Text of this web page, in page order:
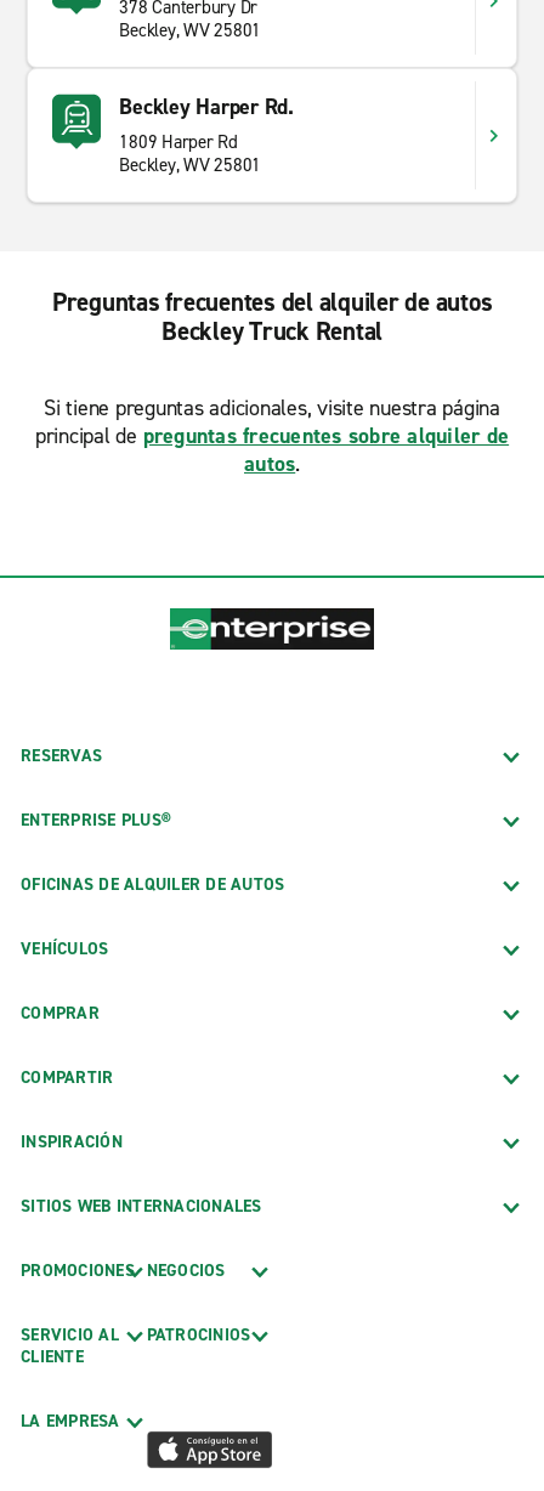
378 Canterbury Dr
Beckley, WV 25801
Beckley Harper Rd.
1809 Harper Rd
Beckley, WV 25801
Preguntas frecuentes del alquiler de autos
Beckley Truck Rental
Si tiene preguntas adicionales, visite nuestra página
principal de preguntas frecuentes sobre alquiler de
autos.
RESERVAS
ENTERPRISE PLUS®
OFICINAS DE ALQUILER DE AUTOS
VEHÍCULOS
COMPRAR
COMPARTIR
INSPIRACIÓN
SITIOS WEB INTERNACIONALES
PROMOCIONES
SERVICIO AL
CLIENTE
LA EMPRESA
NEGOCIOS
PATROCINIOS